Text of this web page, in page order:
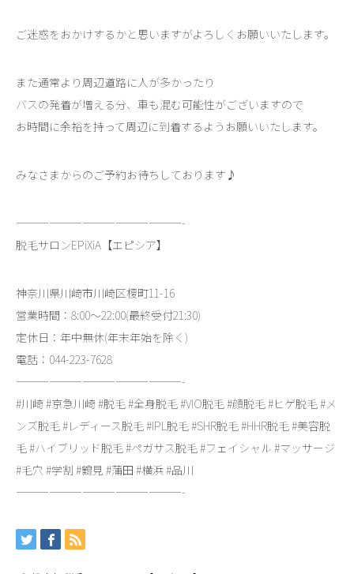
ご迷惑をおかけするかと思いますがよろしくお願いいたします。
また通常より周辺道路に人が多かったり
バスの発着が増える分、車も混む可能性がございますので
お時間に余裕を持って周辺に到着するようお願いいたします。
みなさまからのご予約お待ちしております♪
———————————————-
脱毛サロンEPiXiA【エピシア】
神奈川県川崎市川崎区榎町11-16
営業時間：8:00～22:00(最終受付21:30)
定休日：年中無休(年末年始を除く)
電話：044-223-7628
———————————————-
#川崎 #京急川崎 #脱毛 #全身脱毛 #VIO脱毛 #顔脱毛 #ヒゲ脱毛 #メ
ンズ脱毛 #レディース脱毛 #IPL脱毛 #SHR脱毛 #HHR脱毛 #美容脱
毛 #ハイブリッド脱毛 #ペガサス脱毛 #フェイシャル #マッサージ
#毛穴 #学割 #鶴見 #蒲田 #横浜 #品川
———————————————-